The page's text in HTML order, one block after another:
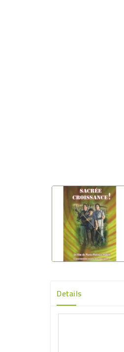
Details